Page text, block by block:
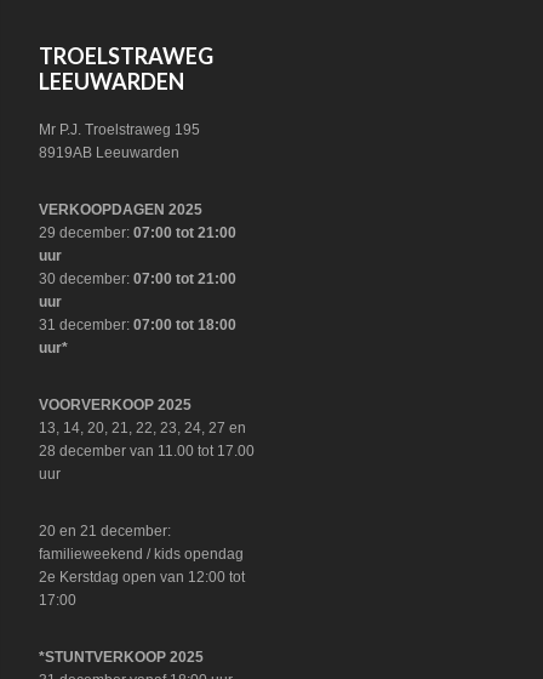
TROELSTRAWEG
LEEUWARDEN
Mr P.J. Troelstraweg 195
8919AB Leeuwarden
VERKOOPDAGEN 2025
29 december:07:00 tot 21:00
uur
30 december:07:00 tot 21:00
uur
31 december:07:00 tot 18:00
uur*
VOORVERKOOP 2025
13, 14, 20, 21, 22, 23, 24, 27 en
28 december van 11.00 tot 17.00
uur
20 en 21 december:
familieweekend / kids opendag
2e Kerstdag open van 12:00 tot
17:00
*STUNTVERKOOP 2025